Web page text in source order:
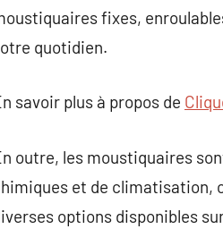
fixes,
quotidien.
savoir plus à propos de
outre, les moustiquaires
et de climatisation,
options disponibles